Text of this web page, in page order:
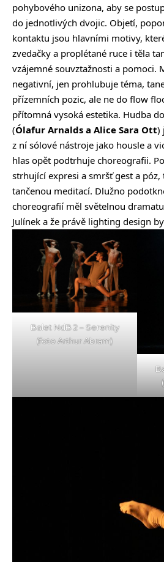
pohybového unizona, aby se
do jednotlivých dvojic. Objetí,
kontaktu jsou hlavními motivy,
zvedačky a proplétané ruce i těla
vzájemné souvztažnosti a pomoci.
negativní, jen prohlubuje téma,
přízemních pozic, ale ne do flow
přítomná vysoká estetika. Hudba
(Ólafur Arnalds a Alice Sara Ott)
z ní sólové nástroje jako housle a
hlas opět podtrhuje choreografii.
strhující expresi a smršť gest a
tančenou meditací. Dlužno
choreografií měl světelnou
Julínek a že právě lighting design
Balet NdB 2 – Serenity
(foto Arthur Abram)